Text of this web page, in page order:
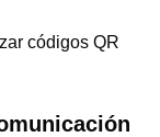
códigos QR